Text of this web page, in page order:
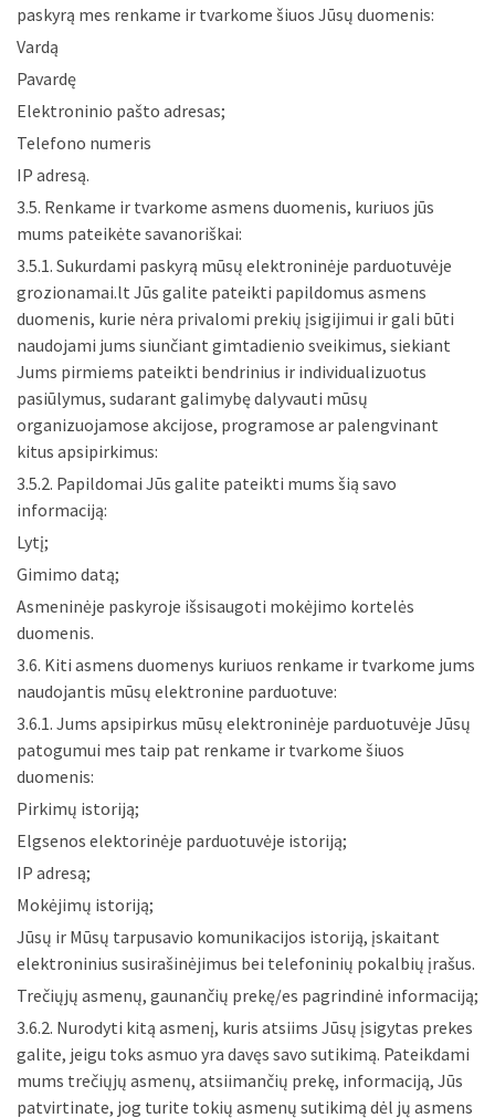
paskyrą mes renkame ir tvarkome šiuos Jūsų duomenis:
Vardą
Pavardę
Elektroninio pašto adresas;
Telefono numeris
IP adresą.
3.5. Renkame ir tvarkome asmens duomenis, kuriuos jūs
mums pateikėte savanoriškai:
3.5.1. Sukurdami paskyrą mūsų elektroninėje parduotuvėje
grozionamai.lt Jūs galite pateikti papildomus asmens
duomenis, kurie nėra privalomi prekių įsigijimui ir gali būti
naudojami jums siunčiant gimtadienio sveikimus, siekiant
Jums pirmiems pateikti bendrinius ir individualizuotus
pasiūlymus, sudarant galimybę dalyvauti mūsų
organizuojamose akcijose, programose ar palengvinant
kitus apsipirkimus:
3.5.2. Papildomai Jūs galite pateikti mums šią savo
informaciją:
Lytį;
Gimimo datą;
Asmeninėje paskyroje išsisaugoti mokėjimo kortelės
duomenis.
3.6. Kiti asmens duomenys kuriuos renkame ir tvarkome jums
naudojantis mūsų elektronine parduotuve:
3.6.1. Jums apsipirkus mūsų elektroninėje parduotuvėje Jūsų
patogumui mes taip pat renkame ir tvarkome šiuos
duomenis:
Pirkimų istoriją;
Elgsenos elektorinėje parduotuvėje istoriją;
IP adresą;
Mokėjimų istoriją;
Jūsų ir Mūsų tarpusavio komunikacijos istoriją, įskaitant
elektroninius susirašinėjimus bei telefoninių pokalbių įrašus.
Trečiųjų asmenų, gaunančių prekę/es pagrindinė informaciją;
3.6.2. Nurodyti kitą asmenį, kuris atsiims Jūsų įsigytas prekes
galite, jeigu toks asmuo yra davęs savo sutikimą. Pateikdami
mums trečiųjų asmenų, atsiimančių prekę, informaciją, Jūs
patvirtinate, jog turite tokių asmenų sutikimą dėl jų asmens